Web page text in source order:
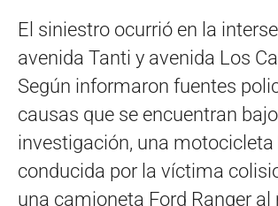
El siniestro ocurrió en la
avenida Tanti y avenida Los
Según informaron fuentes
causas que se encuentran bajo
investigación, una motocicleta
conducida por la víctima
una camioneta Ford Ranger al